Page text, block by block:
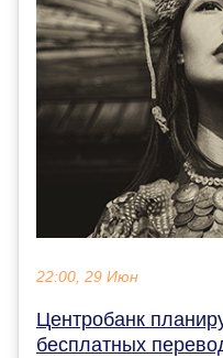
22:00, 29 Июн
Центробанк
бесплатных